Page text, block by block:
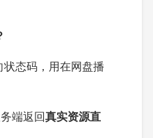
态码，用在网盘播
端返回真实资源直